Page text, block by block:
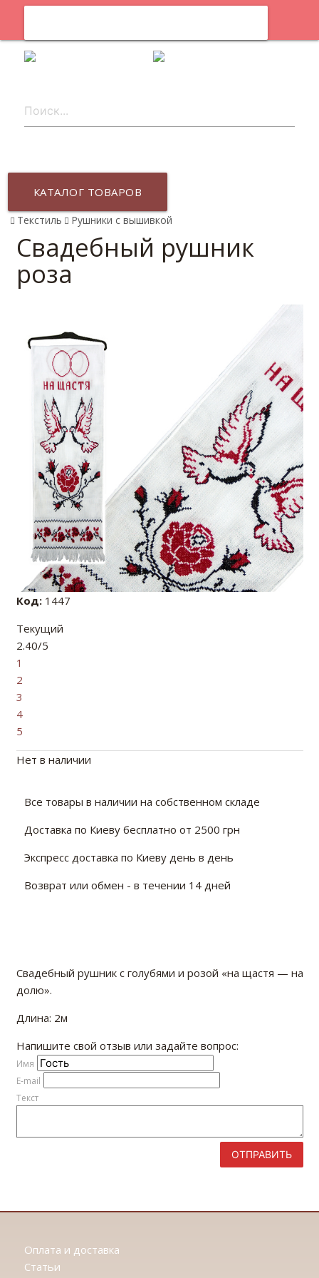
КАТАЛОГ ТОВАРОВ
Текстиль Рушники с вышивкой
Свадебный рушник
роза
Код:1447
Текущий
2.40/5
1
2
3
4
5
Нет в наличии
Все товары в наличии на собственном складе
Доставка по Киеву бесплатно от 2500 грн
Экспресс доставка по Киеву день в день
Возврат или обмен - в течении 14 дней
Свадебный рушник с голубями и розой «на щастя — на
долю».
Длина: 2м
Напишите свой отзыв или задайте вопрос:
Имя
E-mail
Текст
ОТПРАВИТЬ
Оплата и доставка
Статьи